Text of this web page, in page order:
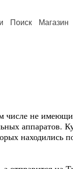
Поиск Магазин
числе не
аппаратов.
находились